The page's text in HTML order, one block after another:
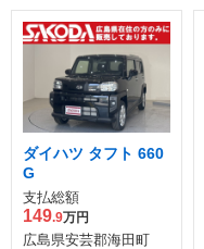
ダイハツ タフト 660
G
支払総額
149.9万円
広島県安芸郡海田町